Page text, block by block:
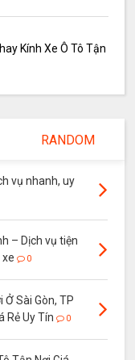
Kính Xe Ô Tô Tận
RANDOM
vụ nhanh, uy
– Dịch vụ tiện
xe
0
Ở Sài Gòn, TP
Rẻ Uy Tín
0